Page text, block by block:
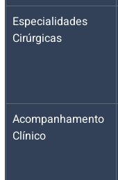
Especialidades
Cirúrgicas
Acompanhamento
Clínico